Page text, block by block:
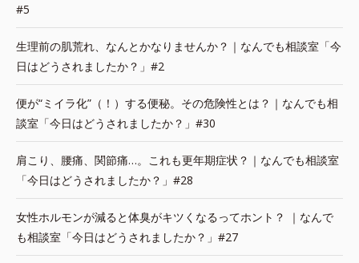
#5
生理前の肌荒れ、なんとかなりませんか？｜なんでも相談室「今
日はどうされましたか？」#2
便が“ミイラ化”（！）する便秘。その危険性とは？｜なんでも相
談室「今日はどうされましたか？」#30
肩こり、腰痛、関節痛…。これも更年期症状？｜なんでも相談室
「今日はどうされましたか？」#28
女性ホルモンが減ると体臭がキツくなるってホント？ ｜なんで
も相談室「今日はどうされましたか？」#27